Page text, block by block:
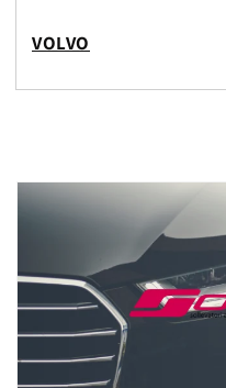
VOLVO